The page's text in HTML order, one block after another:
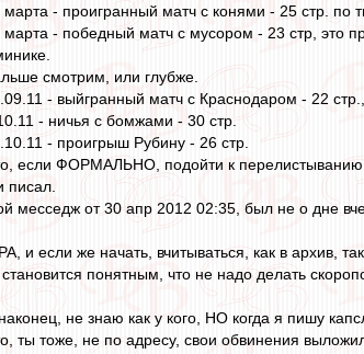
марта - проигранный матч с конями - 25 стр. по
марта - победный матч с мусором - 23 стр, это
смотрим, или глубже.
- выйгранный матч с Краснодаром - 22
- ничья с бомжами - 30 стр.
- проигрыш Рубину - 26 стр.
если ФОРМАЛЬНО, подойти к перелистыванию
писал.
месседж от 30 апр 2012 02:35, был не о дне
и если же начать, вчитываться, как в архив,
становится понятным, что не надо делать
не знаю как у кого, НО когда я пишу
ты тоже, не по адресу, свои обвинения